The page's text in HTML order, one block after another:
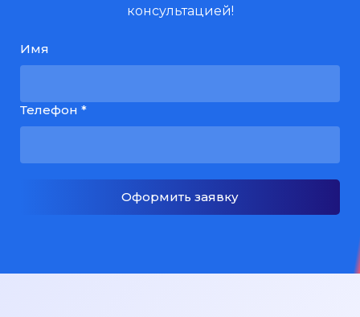
консультацией!
Имя
Телефон *
Оформить заявку